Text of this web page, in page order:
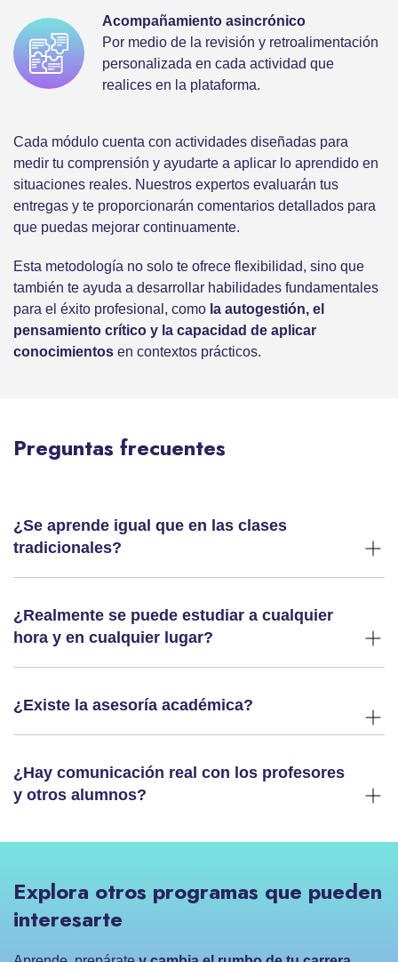
Acompañamiento asincrónico
Por medio de la revisión y retroalimentación
personalizada en cada actividad que
realices en la plataforma.
Cada módulo cuenta con actividades diseñadas para
medir tu comprensión y ayudarte a aplicar lo aprendido en
situaciones reales. Nuestros expertos evaluarán tus
entregas y te proporcionarán comentarios detallados para
que puedas mejorar continuamente.
Esta metodología no solo te ofrece flexibilidad, sino que
también te ayuda a desarrollar habilidades fundamentales
para el éxito profesional, como la autogestión, el
pensamiento crítico y la capacidad de aplicar
conocimientos en contextos prácticos.
Preguntas frecuentes
¿Se aprende igual que en las clases
tradicionales?
¿Realmente se puede estudiar a cualquier
hora y en cualquier lugar?
¿Existe la asesoría académica?
¿Hay comunicación real con los profesores
y otros alumnos?
Explora otros programas que pueden
interesarte